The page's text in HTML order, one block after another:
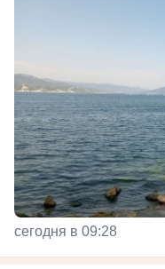
сегодня в 09:28